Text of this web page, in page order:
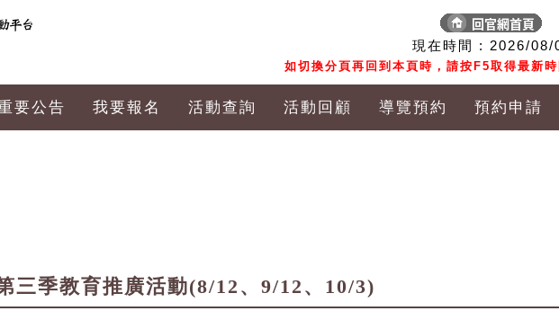
現在時間 : 2026/08/
如切換分頁再回到本頁時，請按F5取得最新
要公告 我要報名 活動查詢 活動回顧 導覽預約 預約申請
三季教育推廣活動(8/12、9/12、10/3)